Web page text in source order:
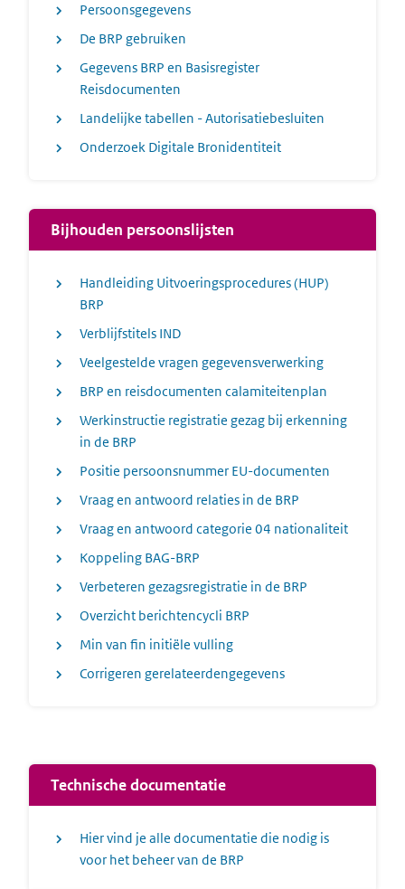
Persoonsgegevens
De BRP gebruiken
Gegevens BRP en Basisregister
Reisdocumenten
Landelijke tabellen - Autorisatiebesluiten
Onderzoek Digitale Bronidentiteit
Bijhouden persoonslijsten
Handleiding Uitvoeringsprocedures (HUP)
BRP
Verblijfstitels IND
Veelgestelde vragen gegevensverwerking
BRP en reisdocumenten calamiteitenplan
Werkinstructie registratie gezag bij erkenning
in de BRP
Positie persoonsnummer EU-documenten
Vraag en antwoord relaties in de BRP
Vraag en antwoord categorie 04 nationaliteit
Koppeling BAG-BRP
Verbeteren gezagsregistratie in de BRP
Overzicht berichtencycli BRP
Min van fin initiële vulling
Corrigeren gerelateerdengegevens
Technische documentatie
Hier vind je alle documentatie die nodig is
voor het beheer van de BRP